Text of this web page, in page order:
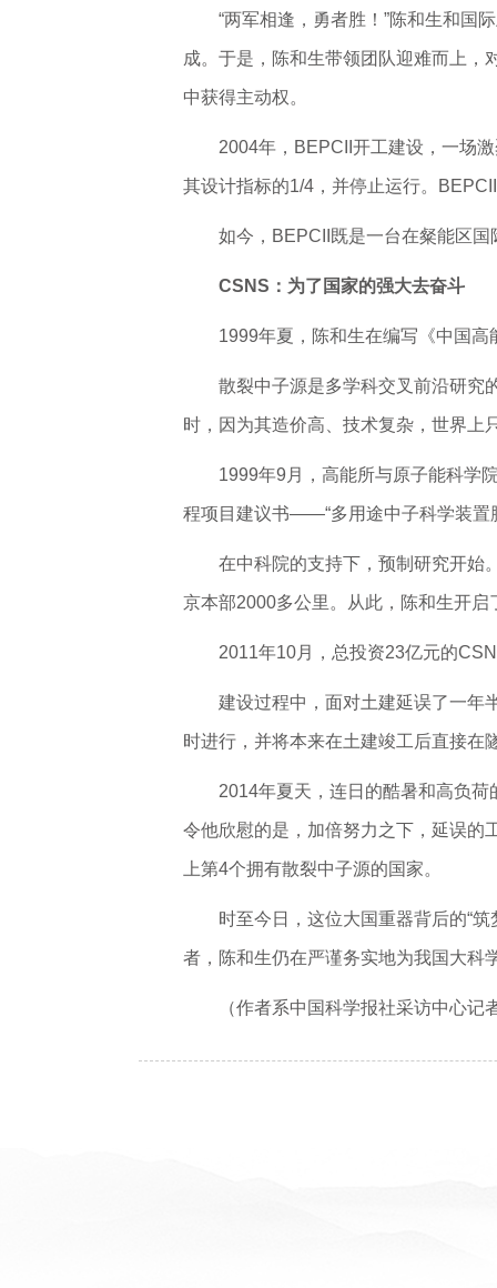
“两军相逢，勇者胜！”陈和生和国
成。于是，陈和生带领团队迎难而上
中获得主动权。
2004年，BEPCII开工建设，一场
其设计指标的1/4，并停止运行。
如今，BEPCII既是一台在粲能区
CSNS：为了国家的强大去奋斗
1999年夏，陈和生在编写《中国
散裂中子源是多学科交叉前沿研究
时，因为其造价高、技术复杂，世界上
1999年9月，高能所与原子能科学
程项目建议书——“多用途中子科学装置
在中科院的支持下，预制研究开始
京本部2000多公里。从此，陈和生开启
2011年10月，总投资23亿元的
建设过程中，面对土建延误了一年
时进行，并将本来在土建竣工后直接在
2014年夏天，连日的酷暑和高负
令他欣慰的是，加倍努力之下，延误的
上第4个拥有散裂中子源的国家。
时至今日，这位大国重器背后的“
者，陈和生仍在严谨务实地为我国大科
（作者系中国科学报社采访中心记